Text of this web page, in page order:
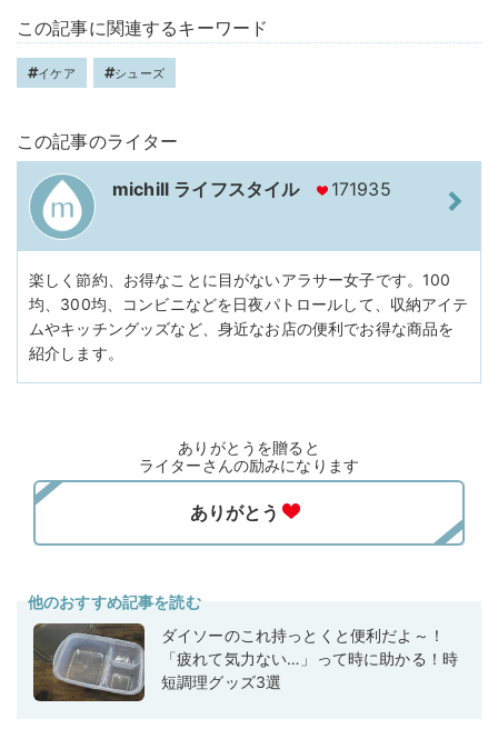
この記事に関連するキーワード
イケア シューズ
この記事のライター
michill ライフスタイル 171935
楽しく節約、お得なことに目がないアラサー女子です。100
均、300均、コンビニなどを日夜パトロールして、収納アイテ
ムやキッチングッズなど、身近なお店の便利でお得な商品を
紹介します。
ありがとうを贈ると
ライターさんの励みになります
他のおすすめ記事を読む
ダイソーのこれ持っとくと便利だよ～！
「疲れて気力ない…」って時に助かる！時
短調理グッズ3選